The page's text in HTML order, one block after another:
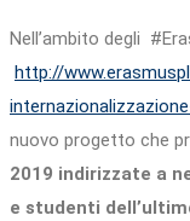
Nell’ambito degli
http://
nuovo progetto che
2019 indirizzate a
e studenti